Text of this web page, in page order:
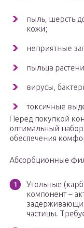
пыль, шерсть
кожи;
неприятные
пыльца
вирусы,
токсичные
Перед покупкой
оптимальный
обеспечения
Абсорбционные
Угольные
компонент –
частицы.